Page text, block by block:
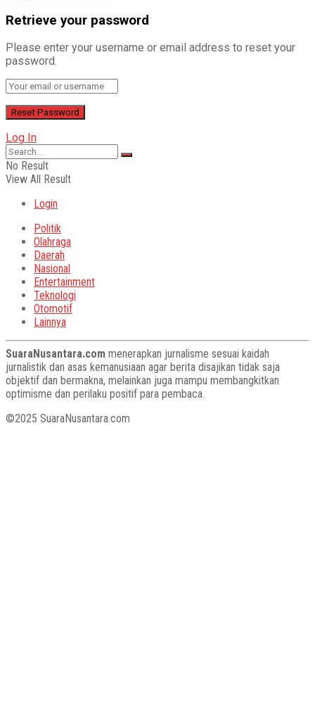
Retrieve your password
Please enter your username or email address to reset your
password.
Log In
No Result
View All Result
Login
Politik
Olahraga
Daerah
Nasional
Entertainment
Teknologi
Otomotif
Lainnya
SuaraNusantara.com menerapkan jurnalisme sesuai kaidah
jurnalistik dan asas kemanusiaan agar berita disajikan tidak saja
objektif dan bermakna, melainkan juga mampu membangkitkan
optimisme dan perilaku positif para pembaca.
©2025 SuaraNusantara.com